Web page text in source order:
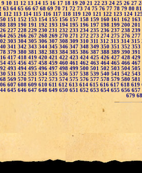
9 10 11 12 1314 15 16 17 18 19 20 21 22 23 24 25 26 27
63 64 65 66 67 68 69 70 71 72 73 74 75 76 77 78 79 80
112 113 114 115 116 117 118 119 120 121 122 123 124
151 152 153 154 155 156 157 158 159 160 161 162 163
189 190 191 192 193 194 195 196 197 198 199 200 201
227 228 229 230 231 232 233 234 235 236 237 238 239
265 266 267 268 269 270 271 272 273 274 275 276 277
303 304 305 306 307 308 309 310 311 312 313 314 315
341 342 343 344 345 346 347 348 349 350 351 352 353
379 380 381 382 383 384 385 386 387 388 389 390 391
417 418 419 420 421 422 423 424 425 426 427 428 429
455 456 457 458 459 460 461 462 463 464 465 466 467
493 494 495 496 497 498 499 500 501 502 503 504 505
531 532 533 534 535 536 537 538 539 540 541 542 543
569 570 571 572 573 574 575 576 577 578 579 580 581
607 608 609 610 611 612 613 614 615 616 617 618 619
645 646 647 648 649 650 651 652 653 654 655 656 657
679